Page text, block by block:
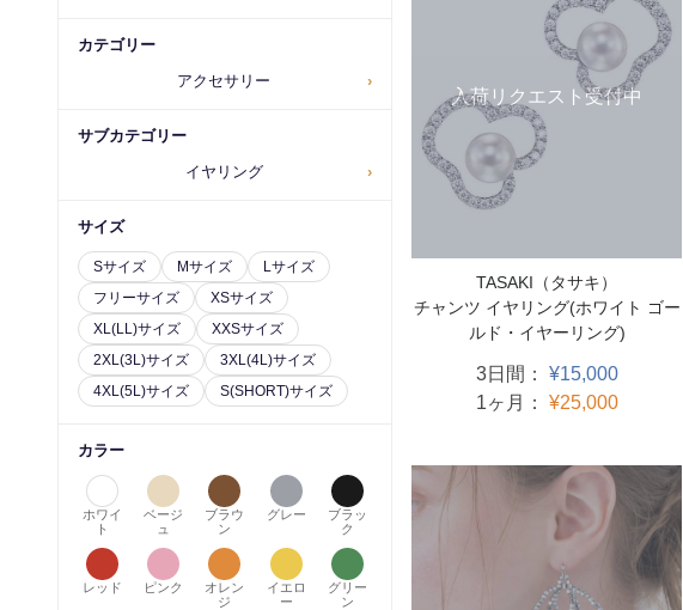
カテゴリー
アクセサリー
›
サブカテゴリー
イヤリング
›
サイズ
Sサイズ Mサイズ
Lサイズ
フリーサイズ
XSサイズ
XL(LL)サイズ
XXSサイズ
2XL(3L)サイズ
3XL(4L)サイズ
4XL(5L)サイズ
S(SHORT)サイズ
カラー
ホワイ
ト
ベージ
ュ
ブラウ
ン
グレー
ブラッ
ク
レッド ピンク
オレン
ジ
イエロ
ー
グリー
ン
入荷リクエスト受付中
TASAKI（タサキ）
チャンツ イヤリング(ホワイト ゴー
ルド・イヤーリング)
3日間： ¥15,000
1ヶ月： ¥25,000